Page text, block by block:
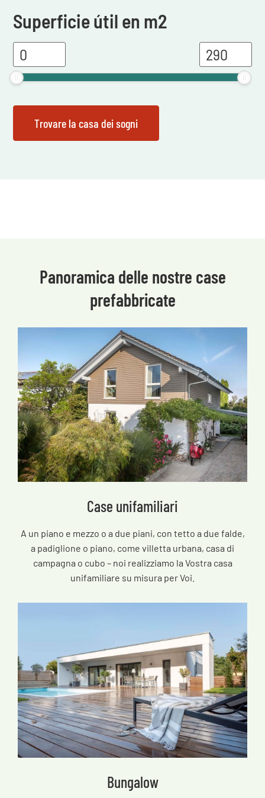
Superficie útil en m2
Panoramica delle nostre case
prefabbricate
Case unifamiliari
A un piano e mezzo o a due piani, con tetto a due falde,
a padiglione o piano, come villetta urbana, casa di
campagna o cubo – noi realizziamo la Vostra casa
unifamiliare su misura per Voi.
Bungalow